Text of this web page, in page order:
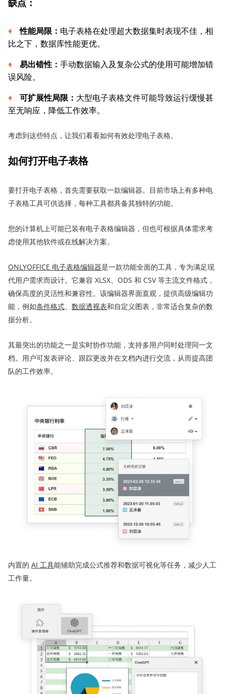
性能局限： 电子表格在处理超大数据集时表现不佳，相
比之下，数据库性能更优。
易出错性： 手动数据输入及复杂公式的使用可能增加错
误风险。
可扩展性局限： 大型电子表格文件可能导致运行缓慢甚
至无响应，降低工作效率。
考虑到这些特点，让我们看看如何有效处理电子表格。
如何打开电子表格
要打开电子表格，首先需要获取一款编辑器。目前市场上有多种电
子表格工具可供选择，每种工具都具备其独特的功能。
您的计算机上可能已装有电子表格编辑器，但也可根据具体需求考
虑使用其他软件或在线解决方案。
ONLYOFFICE 电子表格编辑器是一款功能全面的工具，专为满足现
代用户需求而设计。它兼容 XLSX、ODS 和 CSV 等主流文件格式，
确保高度的灵活性和兼容性。该编辑器界面直观，提供高级编辑功
能，例如条件格式 数据透视表和自定义图表，非常适合复杂的数
据分析。
其最突出的功能之一是实时协作功能，支持多用户同时处理同一文
档。用户可发表评论、跟踪更改并在文档内进行交流，从而提高团
队的工作效率。
内置的 AI 工具能辅助完成公式推荐和数据可视化等任务，减少人工
工作量。